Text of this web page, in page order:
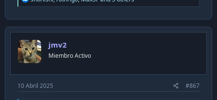
e
c
t
o
n
s
jmv2
Miembro Activo
10 Abril 2025 #867